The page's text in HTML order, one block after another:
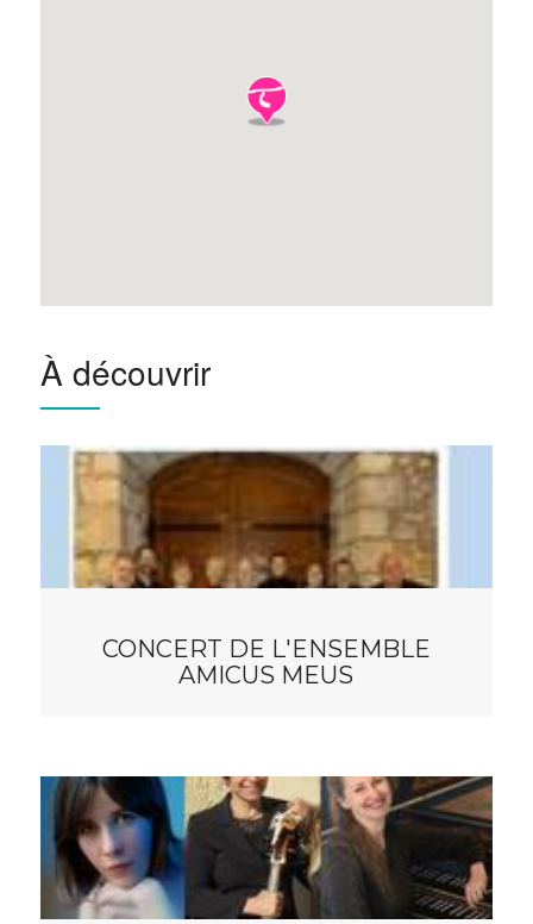
À découvrir
CONCERT DE L'ENSEMBLE
AMICUS MEUS